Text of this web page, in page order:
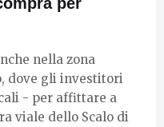
nella zona
dove gli investitori
- per affittare a
viale dello Scalo di